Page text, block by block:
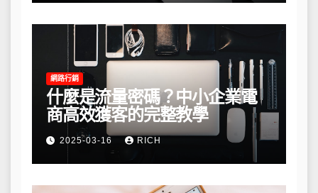
網路行銷
什麼是流量密碼？中小企業電
商高效獲客的完整教學
2025-03-16 RICH